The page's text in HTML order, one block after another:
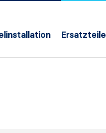
Ersatzteile